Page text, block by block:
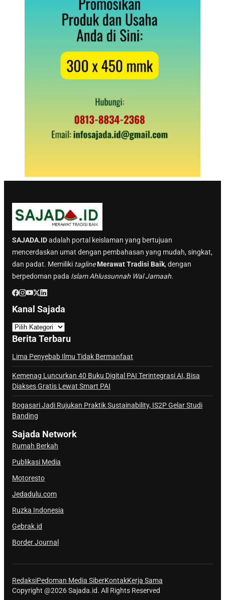
SAJADA.IDadalah portal keislaman yang bertujuan
mencerdaskan umat dengan pembahasan yang mudah, singkat,
dan padat. Memiliki tagline Merawat Tradisi Baik, dengan
berpedoman pada Islam Ahlussunnah Wal Jamaah.
Kanal Sajada
a
n
a
l
S
a
j
a
Berita Terbaru
Lima Penyebab Ilmu Tidak Bermanfaat
Kemenag Luncurkan 40 Buku Digital PAI Terintegrasi AI, Bisa
Diakses Gratis Lewat Smart PAI
Bogasari Jadi Rujukan Praktik Sustainability, IS2P Gelar Studi
Banding
Sajada Network
Rumah Berkah
Publikasi Media
Motoresto
Jedadulu.com
Ruzka Indonesia
Gebrak.id
Border Journal
RedaksiPedoman Media SiberKontakKerja Sama
Copyright @2026 Sajada.id. All Rights Reserved